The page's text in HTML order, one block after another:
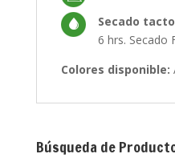
Secado
6 hrs. Secado
Colores disponible:
Búsqueda de